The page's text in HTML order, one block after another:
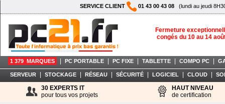
SERVICE CLIENT 01 43 00 43 08 (lundi au jeudi
Fermeture
congés du 10 au 14
1 379 MARQUES PC PORTABLE PC FIXE TABLETTE COMPO PC
SERVEUR STOCKAGE RÉSEAU SÉCURITÉ LOGICIEL CLOUD
30 EXPERTS IT
pour tous vos projets
HAUT NIVEAU
de certification